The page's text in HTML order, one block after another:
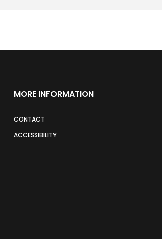
MORE INFORMATION
CONTACT
ACCESSIBILITY